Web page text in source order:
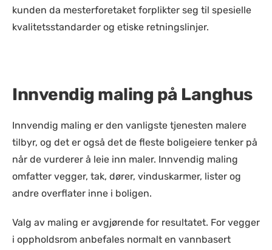
kunden da mesterforetaket forplikter seg til spesielle
kvalitetsstandarder og etiske retningslinjer.
Innvendig maling på Langhus
Innvendig maling er den vanligste tjenesten malere
tilbyr, og det er også det de fleste boligeiere tenker på
når de vurderer å leie inn maler. Innvendig maling
omfatter vegger, tak, dører, vinduskarmer, lister og
andre overflater inne i boligen.
Valg av maling er avgjørende for resultatet. For vegger
i oppholdsrom anbefales normalt en vannbasert